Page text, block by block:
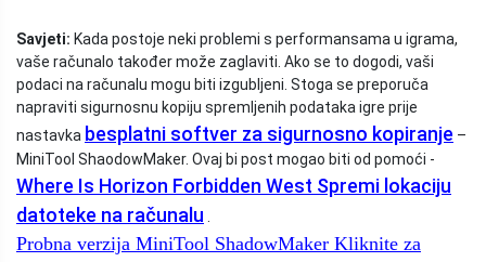
Savjeti: Kada postoje neki problemi s performansama u igrama,
vaše računalo također može zaglaviti. Ako se to dogodi, vaši
podaci na računalu mogu biti izgubljeni. Stoga se preporuča
napraviti sigurnosnu kopiju spremljenih podataka igre prije
nastavka besplatni softver za sigurnosno kopiranje –
MiniTool ShaodowMaker. Ovaj bi post mogao biti od pomoći -
Where Is Horizon Forbidden West Spremi lokaciju
datoteke na računalu
Probna verzija MiniTool ShadowMaker Kliknite za